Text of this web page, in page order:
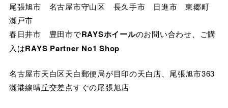
尾張旭市 名古屋市守山区 長久手市 日進市 東郷町
瀬戸市
春日井市 豊田市でRAYSホイールのお問い合わせ、ご購
入はRAYS Partner No1 Shop
名古屋市天白区天白郵便局が目印の天白店、尾張旭市363
瀬港線晴丘交差点すぐの尾張旭店